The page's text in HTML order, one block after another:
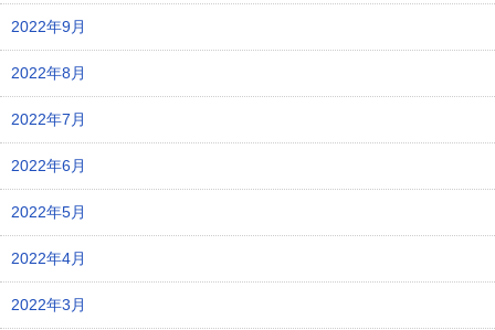
2022年9月
2022年8月
2022年7月
2022年6月
2022年5月
2022年4月
2022年3月